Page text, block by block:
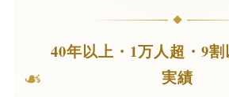
❧
40年以上・1万人超・9
実績